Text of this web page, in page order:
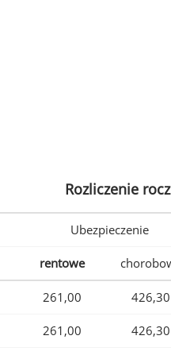
Rozliczenie
Ubezpieczenie
rentowe
261,00 426,30
261,00 426,30